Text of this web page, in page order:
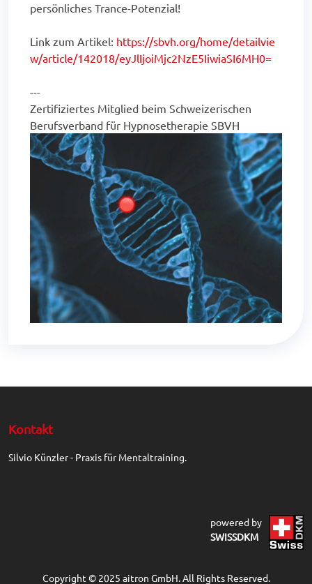
persönliches Trance-Potenzial!
Link zum Artikel: https://sbvh.org/home/detailvie
w/article/142018/eyJlIjoiMjc2NzE5IiwiaSI6MH0=
---
Zertifiziertes Mitglied beim Schweizerischen
Berufsverband für Hypnosetherapie SBVH
Kontakt
Silvio Künzler - Praxis für Mentaltraining.
powered by
SWISSDKM
Copyright © 2025 aitron GmbH. All Rights Reserved.